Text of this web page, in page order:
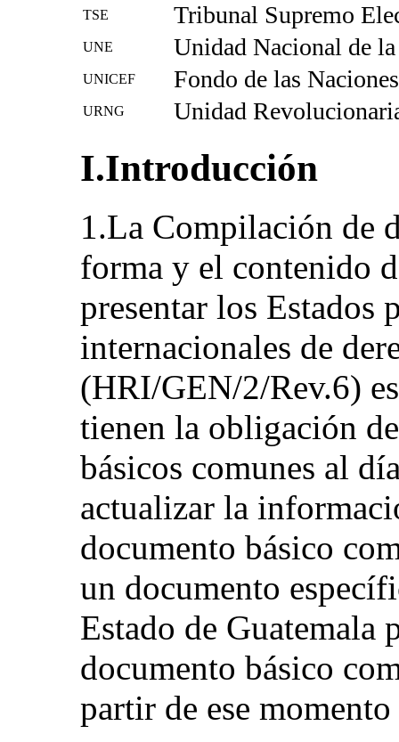
TSE Tribunal Supremo
UNE Unidad Nacional de la
UNICEF Fondo de las
URNG Unidad
I.Introducción
1.La Compilación de
forma y el contenido
presentar los Estados
internacionales de
(HRI/GEN/2/Rev.6)
tienen la obligación
básicos comunes al
actualizar la
documento básico
un documento
Estado de Guatemala
documento básico
partir de ese